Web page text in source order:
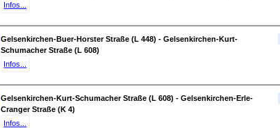
Infos...
Gelsenkirchen-Buer-Horster Straße (L 448) - Gelsenkirchen-Kurt-
Schumacher Straße (L 608)
Infos...
Gelsenkirchen-Kurt-Schumacher Straße (L 608) - Gelsenkirchen-Erle-
Cranger Straße (K 4)
Infos...